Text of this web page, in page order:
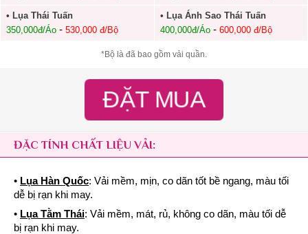
• Lụa Thái Tuấn
350,000đ/Áo - 530,000 đ/Bộ
• Lụa Ánh Sao Thái Tuấn
400,000đ/Áo- 600,000 đ/Bộ
*Bộ là đã bao gồm vải quần.
ĐẶT MUA
ĐẶC TÍNH CHẤT LIỆU VẢI:
• Lụa Hàn Quốc: Vải mềm, mịn, co dãn tốt bề ngang, màu tối
dễ bị rạn khi may.
• Lụa Tằm Thái: Vải mềm, mát, rủ, không co dãn, màu tối dễ
bị rạn khi may.